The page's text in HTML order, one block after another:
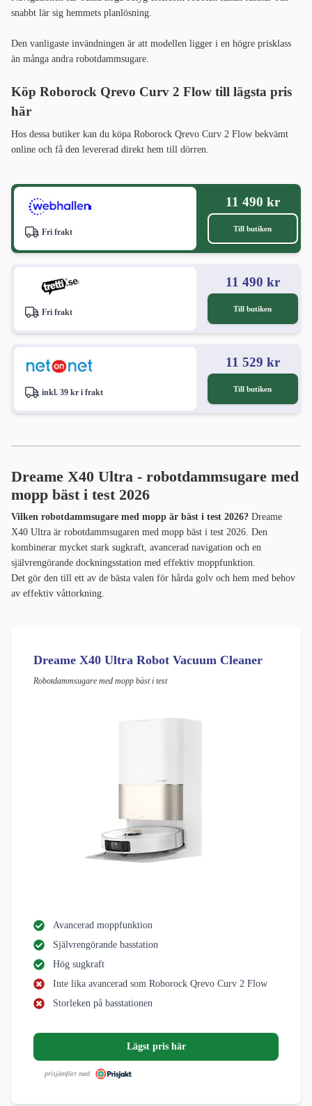
snabbt lär sig hemmets planlösning.
Den vanligaste invändningen är att modellen ligger i en högre prisklass
än många andra robotdammsugare.
Köp Roborock Qrevo Curv 2 Flow till lägsta pris
här
Hos dessa butiker kan du köpa Roborock Qrevo Curv 2 Flow bekvämt
online och få den levererad direkt hem till dörren.
Fri frakt
11 490 kr
Till butiken
Fri frakt
11 490 kr
Till butiken
inkl. 39 kr i frakt
11 529 kr
Till butiken
Dreame X40 Ultra - robotdammsugare med
mopp bäst i test 2026
Vilken robotdammsugare med mopp är bäst i test 2026? Dreame
X40 Ultra är robotdammsugaren med mopp bäst i test 2026. Den
kombinerar mycket stark sugkraft, avancerad navigation och en
självrengörande dockningsstation med effektiv moppfunktion.
Det gör den till ett av de bästa valen för hårda golv och hem med behov
av effektiv våttorkning.
Dreame X40 Ultra Robot Vacuum Cleaner
Robotdammsugare med mopp bäst i test
Avancerad moppfunktion
Självrengörande basstation
Hög sugkraft
Inte lika avancerad som Roborock Qrevo Curv 2 Flow
Storleken på basstationen
Lägst pris här
prisjämfört med